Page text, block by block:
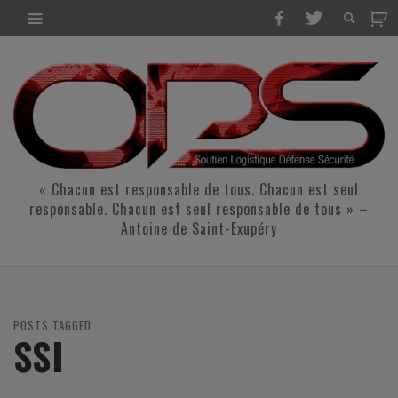
« Chacun est responsable de tous. Chacun est seul
responsable. Chacun est seul responsable de tous » –
Antoine de Saint-Exupéry
POSTS TAGGED
SSI